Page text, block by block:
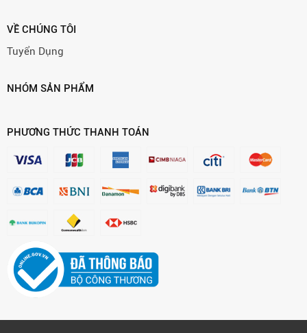
VỀ CHÚNG TÔI
Tuyển Dụng
NHÓM SẢN PHẨM
PHƯƠNG THỨC THANH TOÁN